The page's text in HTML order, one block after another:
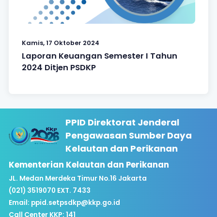
Kamis, 17 Oktober 2024
Laporan Keuangan Semester I Tahun
2024 Ditjen PSDKP
PPID Direktorat Jenderal
Pengawasan Sumber Daya
Kelautan dan Perikanan
Kementerian Kelautan dan Perikanan
JL. Medan Merdeka Timur No.16 Jakarta
(021) 3519070 EXT. 7433
Email: ppid.setpsdkp@kkp.go.id
Call Center KKP: 141